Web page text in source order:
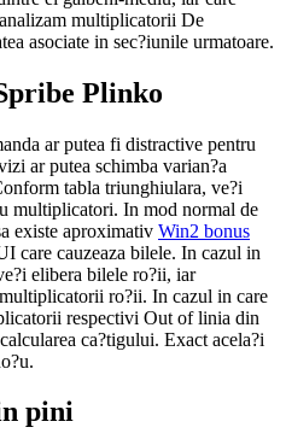
multiplicatorii De
asociate in sec?iunile urmatoare.
Plinko
ar putea fi distractive pentru
ar putea schimba varian?a
tabla triunghiulara, ve?i
multiplicatori. In mod normal de
existe aproximativ Win2 bonus
care cauzeaza bilele. In cazul in
elibera bilele ro?ii, iar
ro?ii. In cazul in care
respectivi Out of linia din
ca?tigului. Exact acela?i
pini